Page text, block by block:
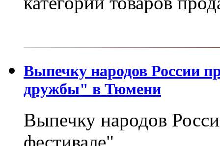
Выпечку народов России
дружбы" в Тюмени
Выпечку народов